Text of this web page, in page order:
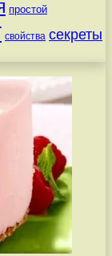
простой
свойства секреты